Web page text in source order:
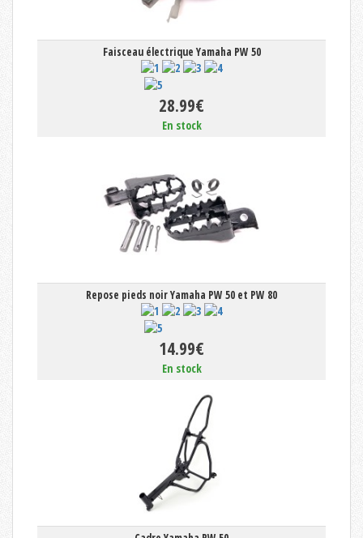
Faisceau électrique Yamaha PW 50
28.99€
En stock
Repose pieds noir Yamaha PW 50 et PW 80
14.99€
En stock